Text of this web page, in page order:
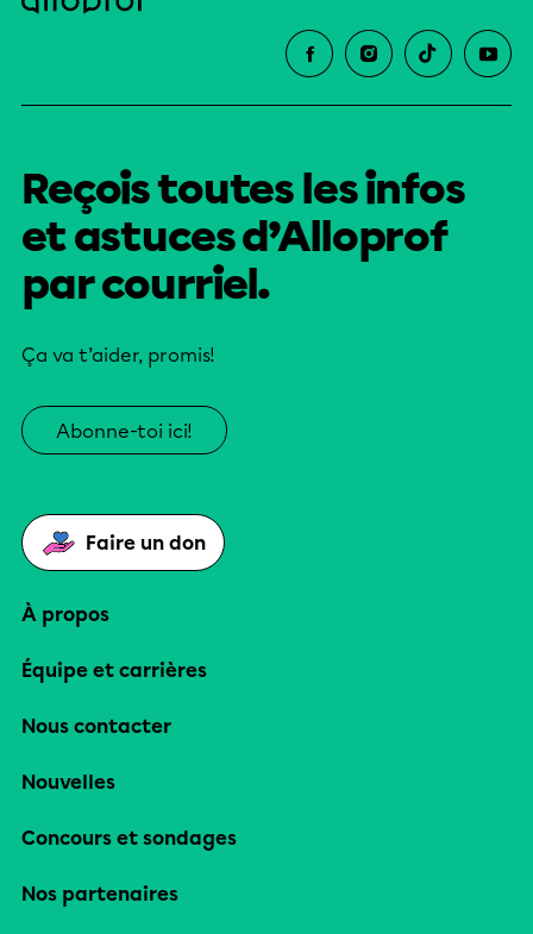
Reçois toutes les infos
et astuces d’Alloprof
par courriel.
Ça va t’aider, promis!
Abonne-toi ici!
Faire un don
À propos
Équipe et carrières
Nous contacter
Nouvelles
Concours et sondages
Nos partenaires